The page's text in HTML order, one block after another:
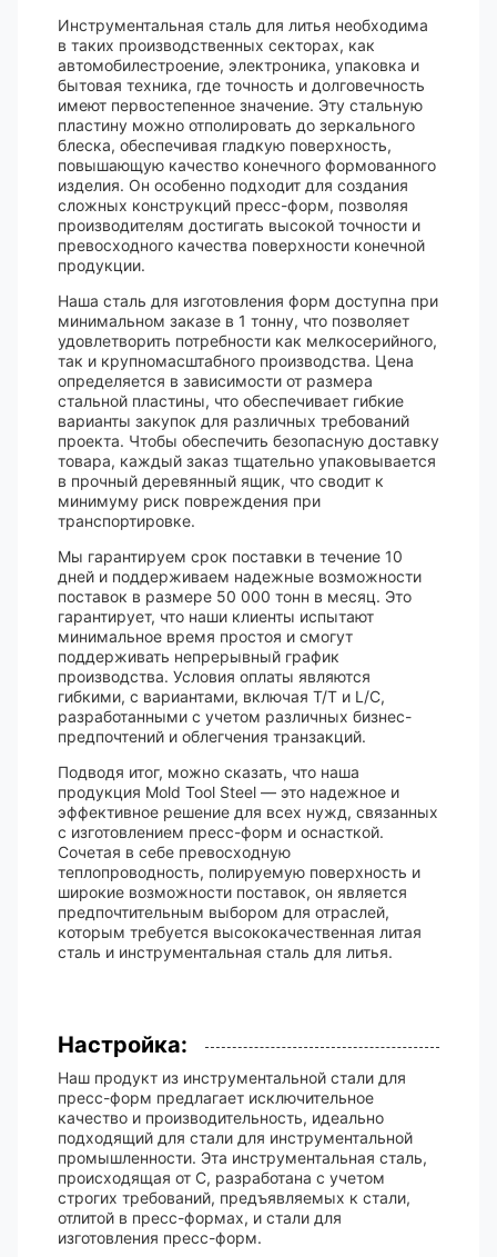
Инструментальная сталь для литья необходима
в таких производственных секторах, как
автомобилестроение, электроника, упаковка и
бытовая техника, где точность и долговечность
имеют первостепенное значение. Эту стальную
пластину можно отполировать до зеркального
блеска, обеспечивая гладкую поверхность,
повышающую качество конечного формованного
изделия. Он особенно подходит для создания
сложных конструкций пресс-форм, позволяя
производителям достигать высокой точности и
превосходного качества поверхности конечной
продукции.
Наша сталь для изготовления форм доступна при
минимальном заказе в 1 тонну, что позволяет
удовлетворить потребности как мелкосерийного,
так и крупномасштабного производства. Цена
определяется в зависимости от размера
стальной пластины, что обеспечивает гибкие
варианты закупок для различных требований
проекта. Чтобы обеспечить безопасную доставку
товара, каждый заказ тщательно упаковывается
в прочный деревянный ящик, что сводит к
минимуму риск повреждения при
транспортировке.
Мы гарантируем срок поставки в течение 10
дней и поддерживаем надежные возможности
поставок в размере 50 000 тонн в месяц. Это
гарантирует, что наши клиенты испытают
минимальное время простоя и смогут
поддерживать непрерывный график
производства. Условия оплаты являются
гибкими, с вариантами, включая T/T и L/C,
разработанными с учетом различных бизнес-
предпочтений и облегчения транзакций.
Подводя итог, можно сказать, что наша
продукция Mold Tool Steel — это надежное и
эффективное решение для всех нужд, связанных
с изготовлением пресс-форм и оснасткой.
Сочетая в себе превосходную
теплопроводность, полируемую поверхность и
широкие возможности поставок, он является
предпочтительным выбором для отраслей,
которым требуется высококачественная литая
сталь и инструментальная сталь для литья.
Настройка:
Наш продукт из инструментальной стали для
пресс-форм предлагает исключительное
качество и производительность, идеально
подходящий для стали для инструментальной
промышленности. Эта инструментальная сталь,
происходящая от C, разработана с учетом
строгих требований, предъявляемых к стали,
отлитой в пресс-формах, и стали для
изготовления пресс-форм.